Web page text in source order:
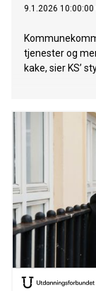
9.1.2026 10:00:00
tjenester og
kake, sier KS’